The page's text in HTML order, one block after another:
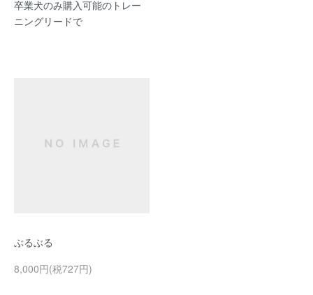
卒業犬のみ購入可能のトレー
ニングリードで
ぶるぶる
8,000円(税727円)